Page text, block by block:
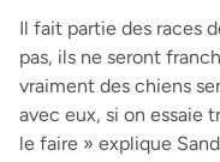
Il fait partie des races
pas, ils ne seront
vraiment des chiens
avec eux, si on essaie
le faire » explique